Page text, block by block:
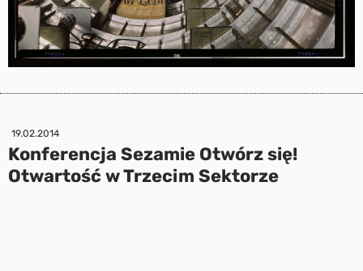
19.02.2014
Konferencja Sezamie Otwórz się!
Otwartość w Trzecim Sektorze